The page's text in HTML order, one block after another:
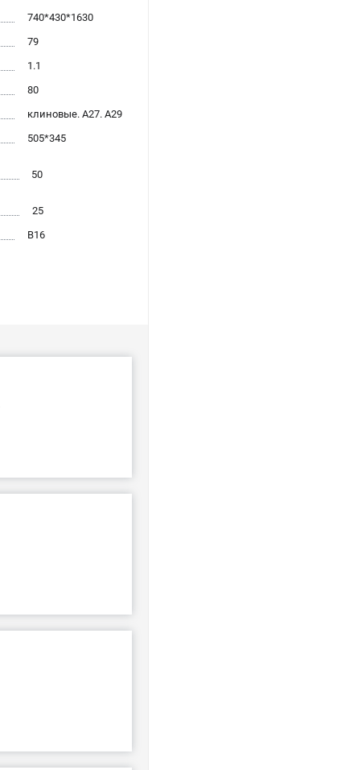
740*430*1630
79
1.1
80
клиновые. А27. А29
505*345
50
25
B16